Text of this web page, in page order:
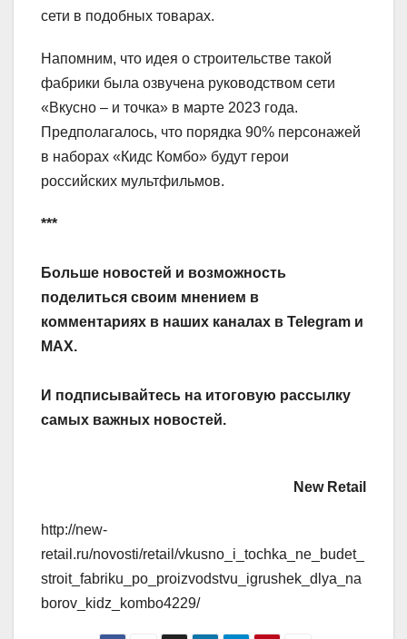
сети в подобных товарах.
Напомним, что идея о строительстве такой
фабрики была озвучена руководством сети
«Вкусно – и точка» в марте 2023 года.
Предполагалось, что порядка 90% персонажей
в наборах «Кидс Комбо» будут герои
российских мультфильмов.
***
Больше новостей и возможность
поделиться своим мнением в
комментариях в наших каналах в Telegram и
MAX.
И подписывайтесь на итоговую рассылку
самых важных новостей.
New Retail
http://new-
retail.ru/novosti/retail/vkusno_i_tochka_ne_budet_
stroit_fabriku_po_proizvodstvu_igrushek_dlya_na
borov_kidz_kombo4229/